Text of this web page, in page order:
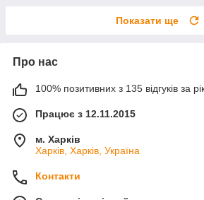
Показати ще
Про нас
100% позитивних з 135 відгуків за
Працює з 12.11.2015
м. Харків
Харків, Харків, Україна
Контакти